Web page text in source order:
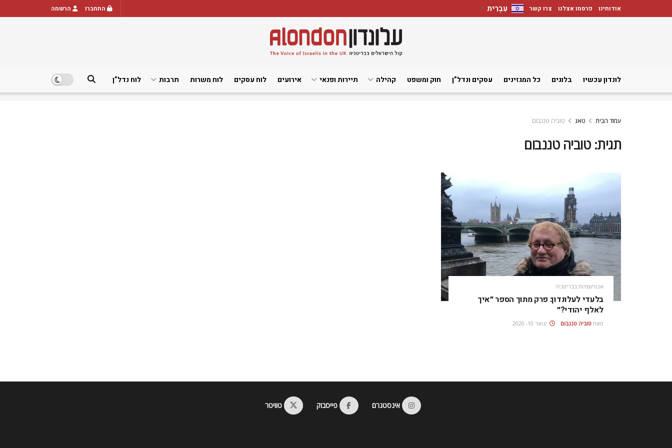
אודותינו פרסמו אצלנו צרו קשר עִבְרִית ▼ התחברו הרשמה
לונדון עכשיו בלוגים כל המגזינים עסקים ונדל”ן חוק ומשפט קהילה תיירות ופנאי אירועים לוח עסקים לוח משרות תרבות לוח נדל”ן
עמוד הבית טאג טוביה טננבום
תגית:טוביה טננבום
אנטישמיות בבריטניה
בלעדי לעלונדון: פרק מתוך הספר ״איך
לאלף יהודי?״
מאת טוביה טננבום ינואר 10, 2020
אינסטגרם פייסבוק טוויטר